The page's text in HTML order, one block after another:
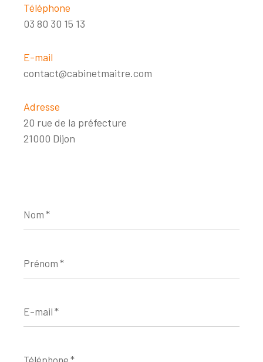
Téléphone
03 80 30 15 13
E-mail
contact@cabinetmaitre.com
Adresse
20 rue de la préfecture
21000 Dijon
*
*
mail
*
*